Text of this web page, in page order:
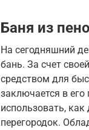
Баня из
На сегодняшний
бань. За счет
средством для
заключается в
использовать,
перегородок.